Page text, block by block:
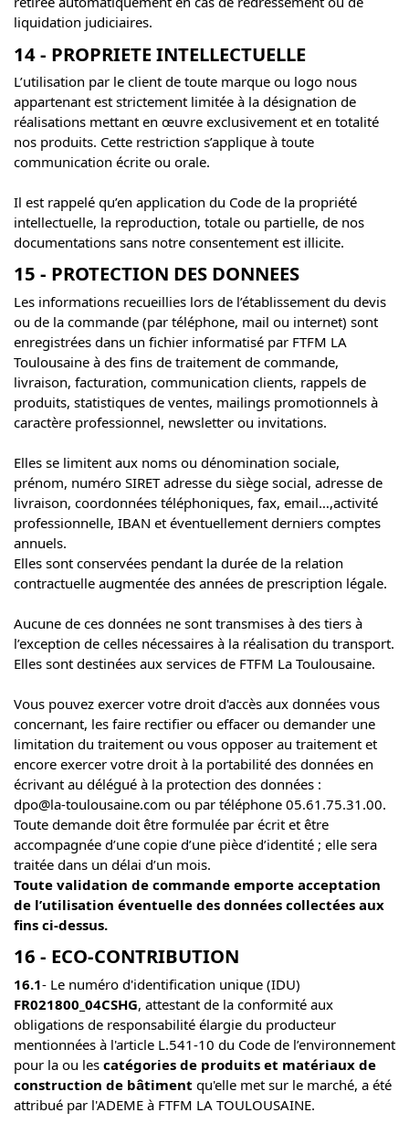
liquidation judiciaires.
14 - PROPRIETE INTELLECTUELLE
L’utilisation par le client de toute marque ou logo nous
appartenant est strictement limitée à la désignation de
réalisations mettant en œuvre exclusivement et en totalité
nos produits. Cette restriction s’applique à toute
communication écrite ou orale.
Il est rappelé qu’en application du Code de la propriété
intellectuelle, la reproduction, totale ou partielle, de nos
documentations sans notre consentement est illicite.
15 - PROTECTION DES DONNEES
Les informations recueillies lors de l’établissement du devis
ou de la commande (par téléphone, mail ou internet) sont
enregistrées dans un fichier informatisé par FTFM LA
Toulousaine à des fins de traitement de commande,
livraison, facturation, communication clients, rappels de
produits, statistiques de ventes, mailings promotionnels à
caractère professionnel, newsletter ou invitations.
Elles se limitent aux noms ou dénomination sociale,
prénom, numéro SIRET adresse du siège social, adresse de
livraison, coordonnées téléphoniques, fax, email…,activité
professionnelle, IBAN et éventuellement derniers comptes
annuels.
Elles sont conservées pendant la durée de la relation
contractuelle augmentée des années de prescription légale.
Aucune de ces données ne sont transmises à des tiers à
l’exception de celles nécessaires à la réalisation du transport.
Elles sont destinées aux services de FTFM La Toulousaine.
Vous pouvez exercer votre droit d'accès aux données vous
concernant, les faire rectifier ou effacer ou demander une
limitation du traitement ou vous opposer au traitement et
encore exercer votre droit à la portabilité des données en
écrivant au délégué à la protection des données :
dpo@la-toulousaine.com ou par téléphone 05.61.75.31.00.
Toute demande doit être formulée par écrit et être
accompagnée d’une copie d’une pièce d’identité ; elle sera
traitée dans un délai d’un mois.
Toute validation de commande emporte acceptation
de l’utilisation éventuelle des données collectées aux
fins ci-dessus.
16 - ECO-CONTRIBUTION
16.1- Le numéro d'identification unique (IDU)
FR021800_04CSHG, attestant de la conformité aux
obligations de responsabilité élargie du producteur
mentionnées à l'article L.541-10 du Code de l’environnement
pour la ou les catégories de produits et matériaux de
construction de bâtiment qu'elle met sur le marché, a été
attribué par l'ADEME à FTFM LA TOULOUSAINE.